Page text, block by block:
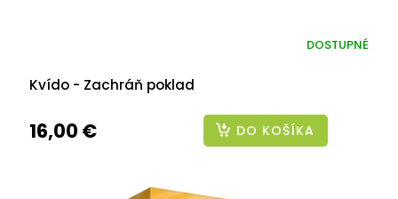
Kvído - Zachráň poklad
DOSTUPNÉ
16,00 € DO KOŠÍKA